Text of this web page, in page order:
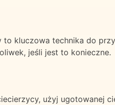
to kluczowa technika do
jeśli jest to konieczne.
użyj ugotowanej